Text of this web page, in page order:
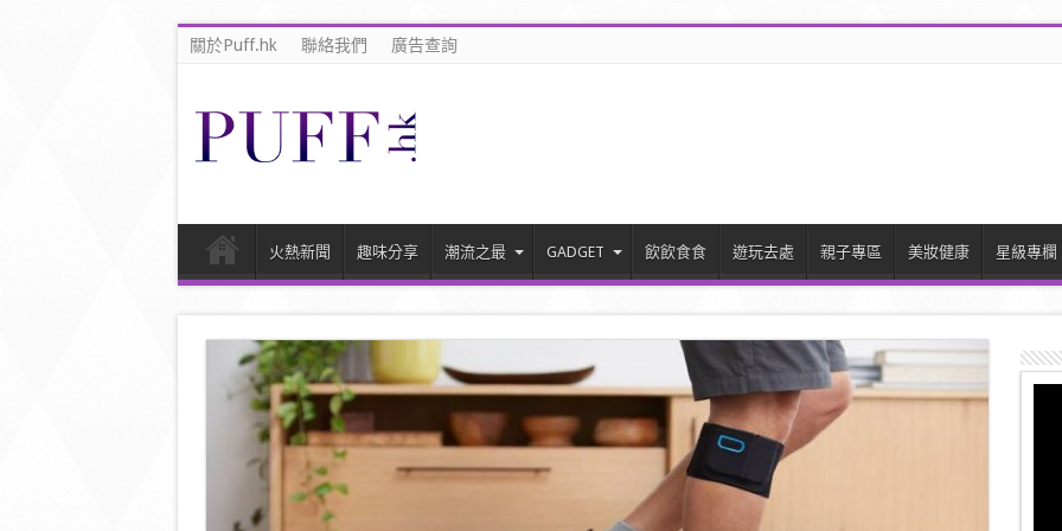
關於Puff.hk 聯絡我們 廣告查詢
火熱新聞 趣味分享 潮流之最 GADGET 飲飲食食 遊玩去處 親子專區 美妝健康 星級專欄